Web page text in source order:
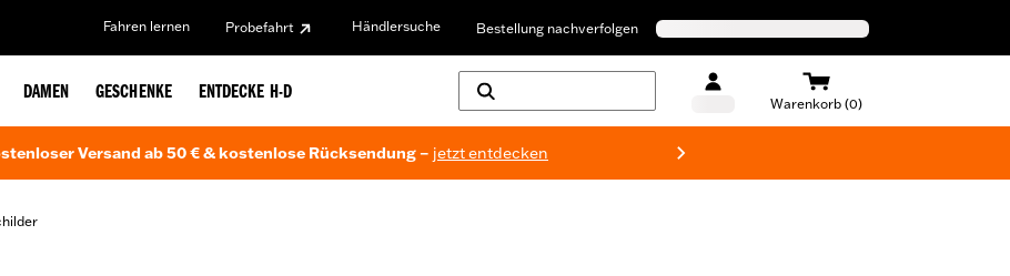
Fahren lernen Probefahrt Händlersuche Bestellung nachverfolgen
DAMEN GESCHENKE ENTDECKE H-D
Warenkorb (0)
Versand ab 50 € & kostenlose Rücksendung – jetzt entdecken